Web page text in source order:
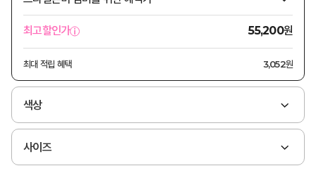
최고할인가 55,200원
최대 적립 혜택 3,052원
색상
사이즈